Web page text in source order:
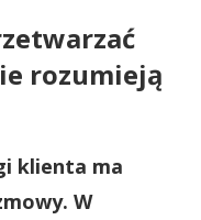
rozumieją
klienta ma
W